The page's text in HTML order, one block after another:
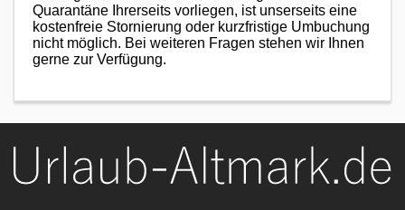
Quarantäne Ihrerseits vorliegen, ist unserseits eine
kostenfreie Stornierung oder kurzfristige Umbuchung
nicht möglich. Bei weiteren Fragen stehen wir Ihnen
gerne zur Verfügung.